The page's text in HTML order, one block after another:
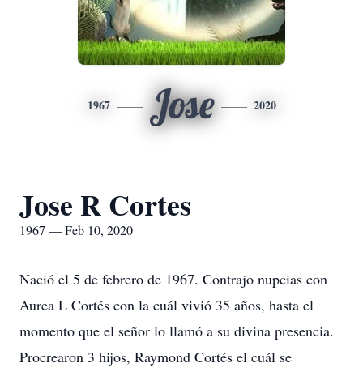
1967 Jose 2020
Jose R Cortes
1967 — Feb 10, 2020
Nació el 5 de febrero de 1967. Contrajo nupcias con
Aurea L Cortés con la cuál vivió 35 años, hasta el
momento que el señor lo llamó a su divina presencia.
Procrearon 3 hijos, Raymond Cortés el cuál se